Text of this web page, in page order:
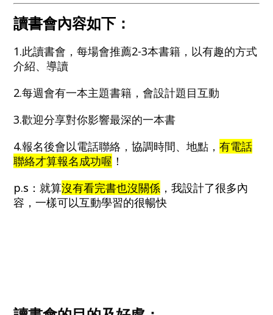
讀書會內容如下：
1.此讀書會，每場會推薦2-3本書籍，以有趣的方式
介紹、導讀
2.每週會有一本主題書籍，會設計題目互動
3.歡迎分享對你影響最深的一本書
4.報名後會以電話聯絡，協調時間、地點，有電話
聯絡才算報名成功喔 ！
p.s：就算沒有看完書也沒關係 ，我設計了很多內
容，一樣可以互動學習的很暢快